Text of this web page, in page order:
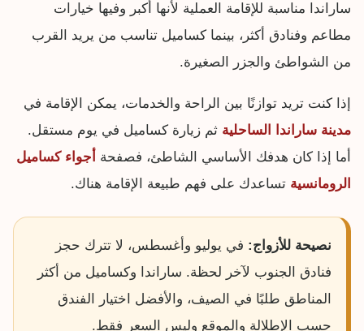
ساراندا مناسبة للإقامة العملية لأنها أكبر وفيها خيارات
مطاعم وفنادق أكثر، بينما كساميل تناسب من يريد القرب
من الشواطئ والجزر الصغيرة.
إذا كنت تريد توازنًا بين الراحة والخدمات، يمكن الإقامة في
مدينة ساراندا الساحلية ثم زيارة كساميل في يوم مستقل.
أما إذا كان هدفك الأساسي الشاطئ، فصفحة
أجواء كساميل
الرومانسية تساعدك على فهم طبيعة الإقامة هناك.
نصيحة للأزواج: في يوليو وأغسطس، لا تترك حجز
فنادق الجنوب لآخر لحظة. ساراندا وكساميل من أكثر
المناطق طلبًا في الصيف، والأفضل اختيار الفندق
حسب الإطلالة والموقع وليس السعر فقط.